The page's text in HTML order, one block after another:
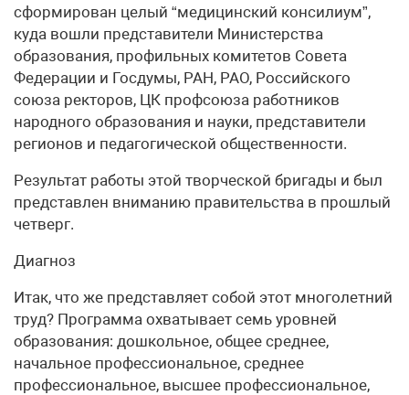
сформирован целый “медицинский консилиум”,
куда вошли представители Министерства
образования, профильных комитетов Совета
Федерации и Госдумы, РАН, РАО, Российского
союза ректоров, ЦК профсоюза работников
народного образования и науки, представители
регионов и педагогической общественности.
Результат работы этой творческой бригады и был
представлен вниманию правительства в прошлый
четверг.
Диагноз
Итак, что же представляет собой этот многолетний
труд? Программа охватывает семь уровней
образования: дошкольное, общее среднее,
начальное профессиональное, среднее
профессиональное, высшее профессиональное,